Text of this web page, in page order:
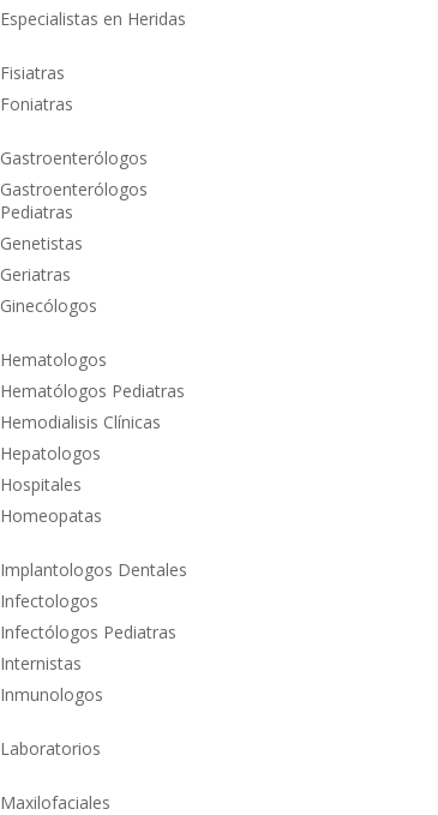
Especialistas en Heridas
Fisiatras
Foniatras
Gastroenterólogos
Gastroenterólogos
Pediatras
Genetistas
Geriatras
Ginecólogos
Hematologos
Hematólogos Pediatras
Hemodialisis Clínicas
Hepatologos
Hospitales
Homeopatas
Implantologos Dentales
Infectologos
Infectólogos Pediatras
Internistas
Inmunologos
Laboratorios
Maxilofaciales